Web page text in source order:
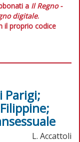
a Il Regno -
digitale.
il proprio codice
Parigi;
L. Accattoli